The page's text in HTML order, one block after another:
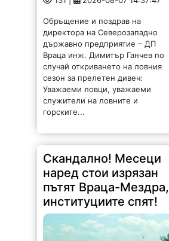
Обръщение и поздрав на
директора на Северозападно
държавно предприятие – ДП
Враца инж. Димитър Ганчев по
случай откриването на ловния
сезон за прелетен дивеч:
Уважаеми ловци, уважаеми
служители на ловните и
горските...
Скандално! Месеци
наред стои изрязан
пътят Враца-Мездра,
институциите спят!